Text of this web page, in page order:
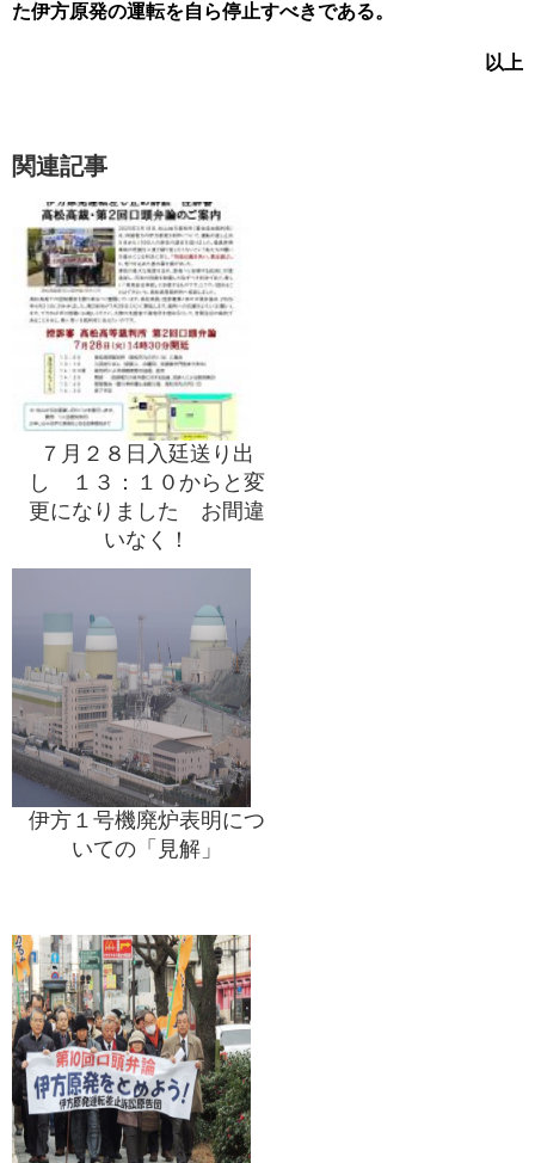
た伊方原発の運転を自ら停止すべきである。
以上
関連記事
７月２８日入廷送り出
し １３：１０からと変
更になりました お間違
いなく！
伊方１号機廃炉表明につ
いての「見解」